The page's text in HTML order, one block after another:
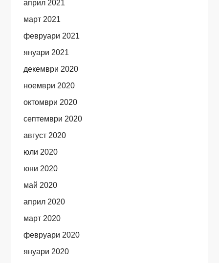
април 2021
март 2021
февруари 2021
януари 2021
декември 2020
ноември 2020
октомври 2020
септември 2020
август 2020
юли 2020
юни 2020
май 2020
април 2020
март 2020
февруари 2020
януари 2020